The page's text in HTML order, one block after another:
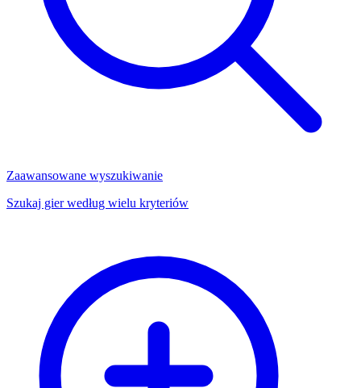
Zaawansowane wyszukiwanie
Szukaj gier według wielu kryteriów